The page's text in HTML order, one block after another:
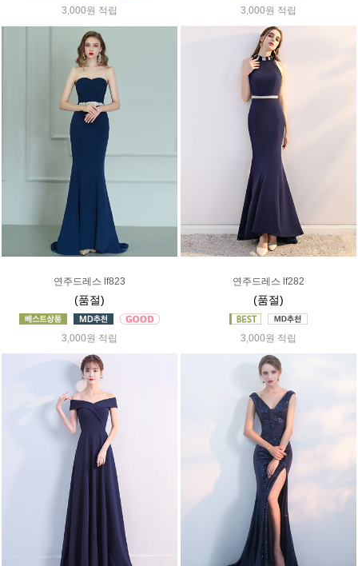
3,000원 적립 3,000원 적립
연주드레스 lf823
(품절)
3,000원 적립
연주드레스 lf282
(품절)
3,000원 적립